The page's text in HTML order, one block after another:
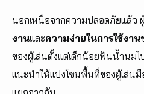
นอกเหนือจากความปลอดภัยแล้ว
งานและความง่ายในการใช้งาน
ของผู้เล่นตั้งแต่เด็กน้อยฟันน้ำนม
แนะนำให้แบ่งโซนพื้นที่ของผู้เล่น